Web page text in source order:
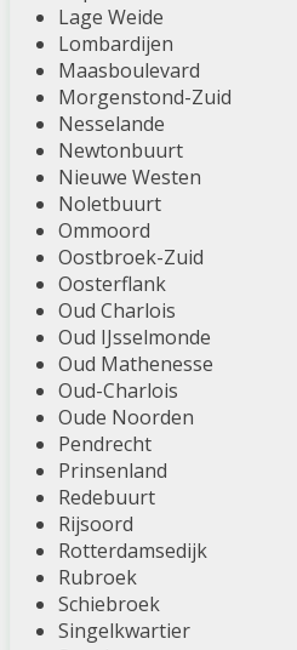
Lage Weide
Lombardijen
Maasboulevard
Morgenstond-Zuid
Nesselande
Newtonbuurt
Nieuwe Westen
Noletbuurt
Ommoord
Oostbroek-Zuid
Oosterflank
Oud Charlois
Oud IJsselmonde
Oud Mathenesse
Oud-Charlois
Oude Noorden
Pendrecht
Prinsenland
Redebuurt
Rijsoord
Rotterdamsedijk
Rubroek
Schiebroek
Singelkwartier